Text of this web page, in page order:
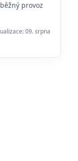
provoz
09. srpna